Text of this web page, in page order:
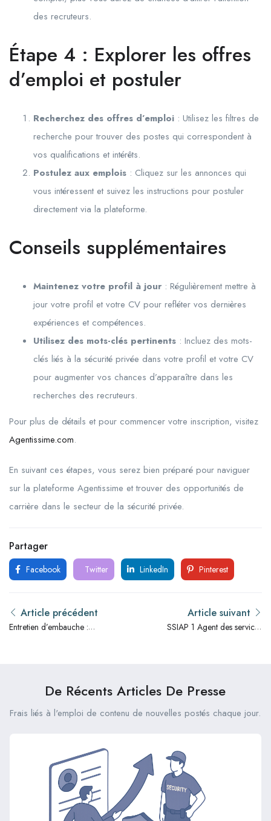
des recruteurs.
Étape 4 : Explorer les offres
d’emploi et postuler
Recherchez des offres d’emploi : Utilisez les filtres de
recherche pour trouver des postes qui correspondent à
vos qualifications et intérêts.
Postulez aux emplois : Cliquez sur les annonces qui
vous intéressent et suivez les instructions pour postuler
directement via la plateforme.
Conseils supplémentaires
Maintenez votre profil à jour : Régulièrement mettre à
jour votre profil et votre CV pour refléter vos dernières
expériences et compétences.
Utilisez des mots-clés pertinents : Incluez des mots-
clés liés à la sécurité privée dans votre profil et votre CV
pour augmenter vos chances d’apparaître dans les
recherches des recruteurs.
Pour plus de détails et pour commencer votre inscription, visitez
Agentissime.com.
En suivant ces étapes, vous serez bien préparé pour naviguer
sur la plateforme Agentissime et trouver des opportunités de
carrière dans le secteur de la sécurité privée.
Partager
Facebook Twitter LinkedIn Pinterest
Article précédent
Entretien d’embauche :
Article suivant
SSIAP 1 Agent des services
De Récents Articles De Presse
Frais liés à l'emploi de contenu de nouvelles postés chaque jour.